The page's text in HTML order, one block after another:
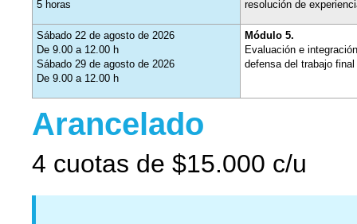
5 horas
resolución de
Sábado 22 de agosto de 2026
De 9.00 a 12.00 h
Sábado 29 de agosto de 2026
De 9.00 a 12.00 h
Módulo 5.
Evaluación e
defensa del trabajo final
Arancelado
4 cuotas de $15.000 c/u